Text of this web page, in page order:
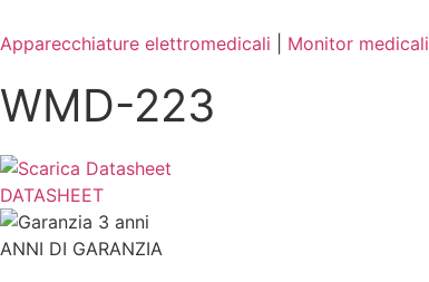
Apparecchiature elettromedicali Monitor medicali
WMD-223
DATASHEET
ANNI DI GARANZIA